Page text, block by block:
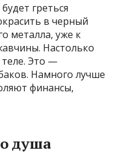
греться
в черный
металла, уже к
Настолько
теле. Это —
Намного лучше
финансы,
душа